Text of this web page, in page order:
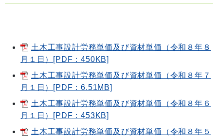
土木工事設計労務単価及び資材単価（令和８年８
月１日）[PDF：450KB]
土木工事設計労務単価及び資材単価（令和８年７
月１日）[PDF：6.51MB]
土木工事設計労務単価及び資材単価（令和８年６
月１日）[PDF：453KB]
土木工事設計労務単価及び資材単価（令和８年５